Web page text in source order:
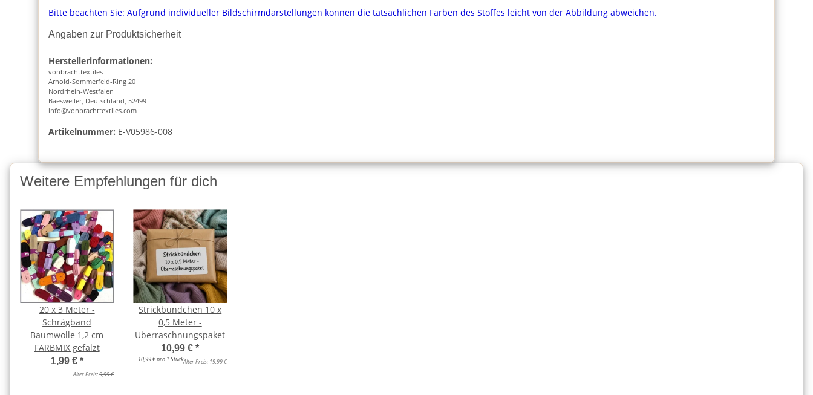
Bitte beachten Sie: Aufgrund individueller Bildschirmdarstellungen können die tatsächlichen Farben des Stoffes leicht von der Abbildung abweichen.
Angaben zur Produktsicherheit
Herstellerinformationen:
vonbrachttextiles
Arnold-Sommerfeld-Ring 20
Nordrhein-Westfalen
Baesweiler, Deutschland, 52499
info@vonbrachttextiles.com
Artikelnummer: E-V05986-008
Weitere Empfehlungen für dich
20 x 3 Meter -
Schrägband
Baumwolle 1,2 cm
FARBMIX gefalzt
1,99 € *
Alter Preis:9,99 €
Strickbündchen 10 x
0,5 Meter -
Überraschnungspaket
10,99 €*
10,99 € pro 1 StückAlter Preis:19,99 €